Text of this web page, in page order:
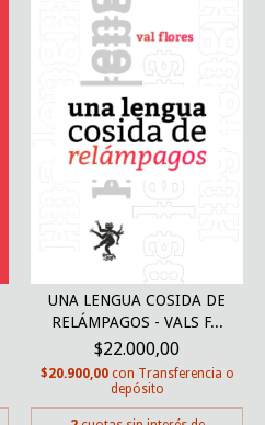
UNA LENGUA COSIDA DE
RELÁMPAGOS - VALS F...
$22.000,00
$20.900,00 con Transferencia o
depósito